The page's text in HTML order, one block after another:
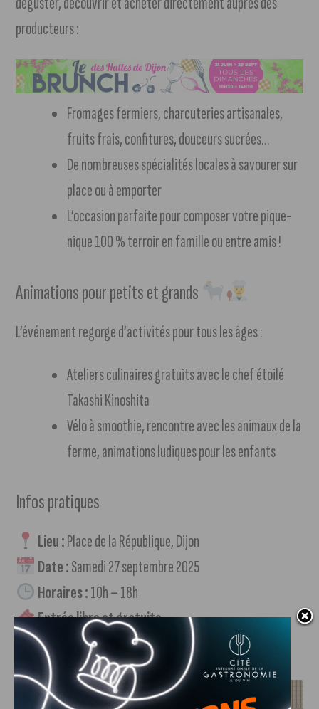
producteurs :
Fromages fermiers, charcuteries artisanales,
fruits frais, confitures, douceurs sucrées…
De nombreuses spécialités locales à savourer sur
place ou à emporter
L’occasion parfaite pour composer votre pique-
nique 100 % terroir en famille ou entre amis !
Animations pour petits et grands
L’événement regorge d’activités pour tous les âges :
Ateliers culinaires gratuits avec le chef étoilé
Takashi Kinoshita
Vélo à smoothie, rencontre avec les animaux de la
ferme, animations ludiques pour les enfants
Infos pratiques
Lieu :Place de la République, Dijon
Date :Samedi 27 septembre 2025
Horaires :10h – 18h
Entrée libre et gratuite
J'AIME LE DFCO